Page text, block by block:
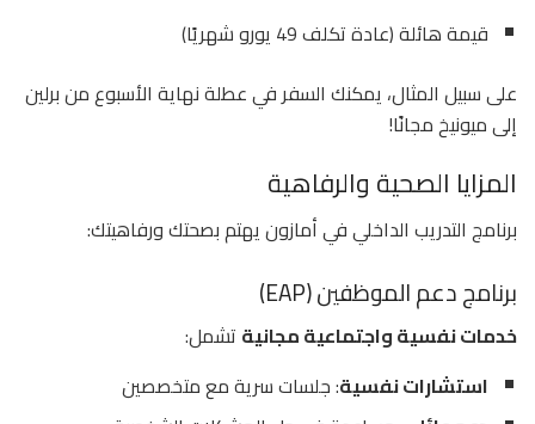
قيمة هائلة (عادة تكلف 49 يورو شهريًا)
على سبيل المثال، يمكنك السفر في عطلة نهاية الأسبوع من برلين
إلى ميونيخ مجانًا!
المزايا الصحية والرفاهية
برنامج التدريب الداخلي في أمازون يهتم بصحتك ورفاهيتك:
برنامج دعم الموظفين (EAP)
خدمات نفسية واجتماعية مجانية تشمل:
استشارات نفسية: جلسات سرية مع متخصصين